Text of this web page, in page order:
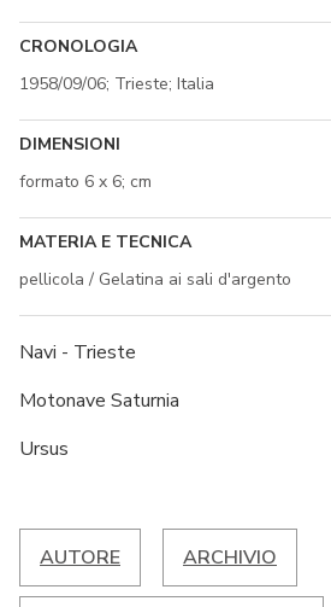
CRONOLOGIA
1958/09/06; Trieste; Italia
DIMENSIONI
formato 6 x 6; cm
MATERIA E TECNICA
pellicola / Gelatina ai sali d'argento
Navi - Trieste
Motonave Saturnia
Ursus
AUTORE ARCHIVIO